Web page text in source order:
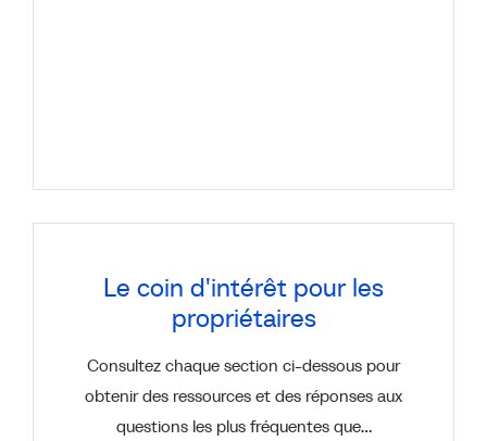
Le coin d'intérêt pour les
propriétaires
Consultez chaque section ci-dessous pour
obtenir des ressources et des réponses aux
questions les plus fréquentes que…